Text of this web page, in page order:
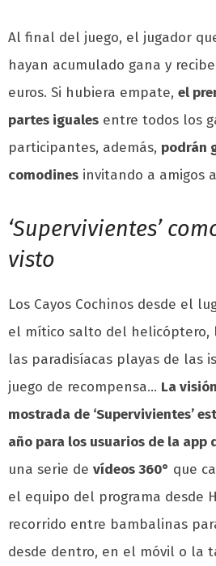
Al final del juego, el jugador
hayan acumulado gana y
euros. Si hubiera empate, el
partes iguales entre todos los
participantes, además, podrán
comodines invitando a amigos
‘Supervivientes’
visto
Los Cayos Cochinos desde el
el mítico salto del helicóptero,
las paradisíacas playas de las
juego de recompensa… La
mostrada de ‘Supervivientes’
año para los usuarios de la app
una serie de vídeos 360° que
el equipo del programa desde
recorrido entre bambalinas
desde dentro, en el móvil o la